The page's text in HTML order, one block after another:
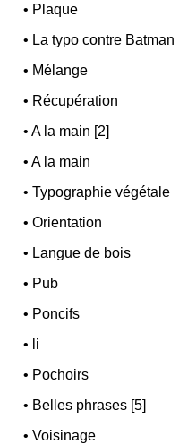
• Plaque
• La typo contre Batman
• Mélange
• Récupération
•A la main [2]
•A la main
•Typographie végétale
•Orientation
• Langue de bois
• Pub
• Poncifs
• li
• Pochoirs
• Belles phrases [5]
•Voisinage